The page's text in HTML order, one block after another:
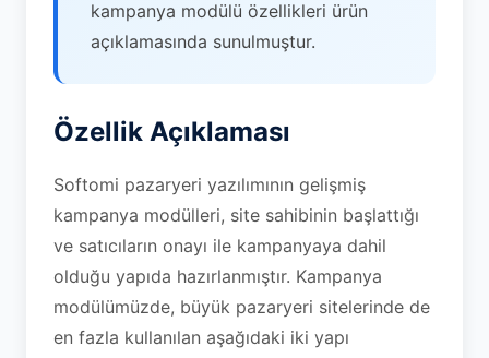
kampanya modülü özellikleri ürün
açıklamasında sunulmuştur.
Özellik Açıklaması
Softomi pazaryeri yazılımının gelişmiş
kampanya modülleri, site sahibinin başlattığı
ve satıcıların onayı ile kampanyaya dahil
olduğu yapıda hazırlanmıştır. Kampanya
modülümüzde, büyük pazaryeri sitelerinde de
en fazla kullanılan aşağıdaki iki yapı